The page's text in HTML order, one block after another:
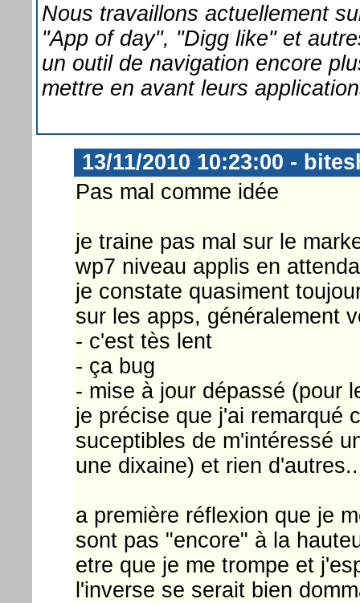
Nous travaillons actuellement
"App of day", "Digg like" et
un outil de navigation encore
mettre en avant leurs
13/11/2010 10:23:00 -
Pas mal comme idée
je traine pas mal sur le
wp7 niveau applis en
je constate quasiment
sur les apps, généralement
- c'est tès lent
- ça bug
- mise à jour dépassé (pour
je précise que j'ai remarqué
suceptibles de m'intéressé
une dixaine) et rien
a première réflexion que je
sont pas "encore" à la
etre que je me trompe et
l'inverse se serait bien